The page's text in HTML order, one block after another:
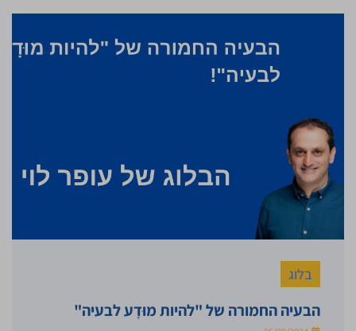
בלוג
הבעיה החמורה של "להיות מוּדָע לבעיה"